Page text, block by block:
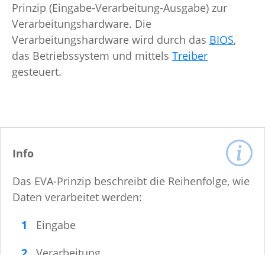
Prinzip (Eingabe-Verarbeitung-Ausgabe) zur
Verarbeitungshardware. Die
Verarbeitungshardware wird durch das BIOS,
das Betriebssystem und mittels Treiber
gesteuert.
Info
Das EVA-Prinzip beschreibt die Reihenfolge, wie
Daten verarbeitet werden:
Eingabe